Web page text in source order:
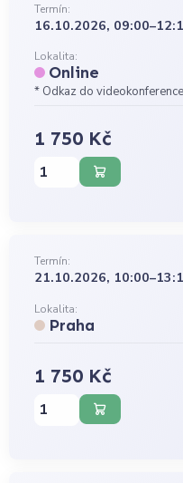
Termín:
16.10.2026,
Lokalita:
Online
* Odkaz do
1 750 Kč
Termín:
21.10.2026,
Lokalita:
Praha
1 750 Kč